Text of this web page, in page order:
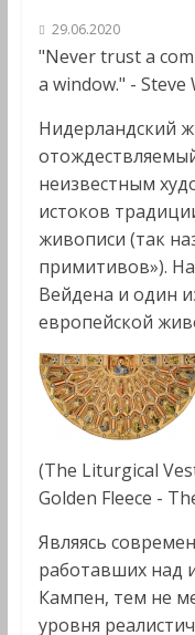
29.06.2020
"Never trust a
a window." - Steve
Нидерландский
неизвестным
истоков
живописи (так
примитивов»).
Вейдена и один
европейской
(The Liturgical
Golden Fleece -
Являясь
работавших над
Кампен, тем не
уровня